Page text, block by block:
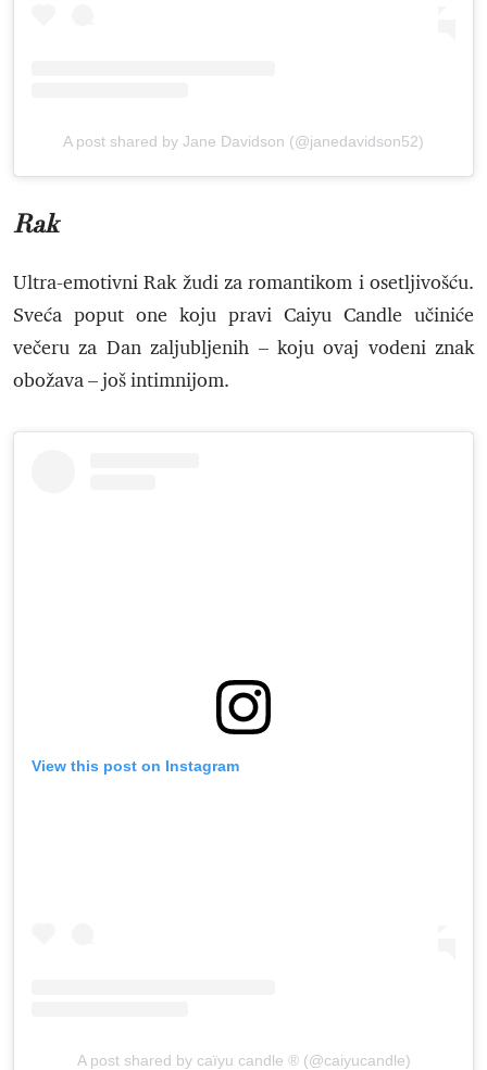
A post shared by Jane Davidson (@janedavidson52)
Rak
Ultra-emotivni Rak žudi za romantikom i osetljivošću.
Sveća poput one koju pravi Caiyu Candle učiniće
večeru za Dan zaljubljenih – koju ovaj vodeni znak
obožava – još intimnijom.
View this post on Instagram
A post shared by caïyu candle ® (@caiyucandle)